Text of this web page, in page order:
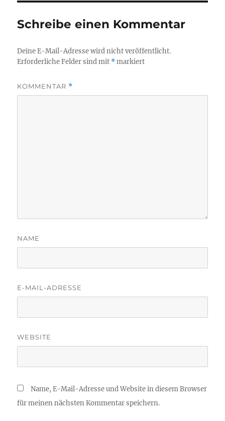
Schreibe einen Kommentar
Deine E-Mail-Adresse wird nicht veröffentlicht.
Erforderliche Felder sind mit *markiert
KOMMENTAR *
NAME
E-MAIL-ADRESSE
WEBSITE
Name, E-Mail-Adresse und Website in diesem Browser
für meinen nächsten Kommentar speichern.